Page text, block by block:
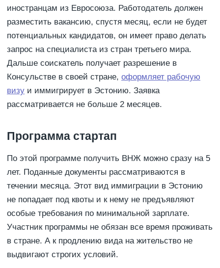
иностранцам из Евросоюза. Работодатель должен
разместить вакансию, спустя месяц, если не будет
потенциальных кандидатов, он имеет право делать
запрос на специалиста из стран третьего мира.
Дальше соискатель получает разрешение в
Консульстве в своей стране, оформляет рабочую
визу и иммигрирует в Эстонию. Заявка
рассматривается не больше 2 месяцев.
Программа стартап
По этой программе получить ВНЖ можно сразу на 5
лет. Поданные документы рассматриваются в
течении месяца. Этот вид иммиграции в Эстонию
не попадает под квоты и к нему не предъявляют
особые требования по минимальной зарплате.
Участник программы не обязан все время проживать
в стране. А к продлению вида на жительство не
выдвигают строгих условий.